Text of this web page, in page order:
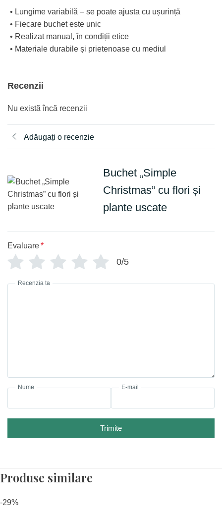
• Lungime variabilă – se poate ajusta cu ușurință
• Fiecare buchet este unic
• Realizat manual, în condiții etice
• Materiale durabile și prietenoase cu mediul
Recenzii
Nu există încă recenzii
Adăugați o recenzie
Buchet „Simple
Christmas” cu flori și
plante uscate
Evaluare*
0/5
Recenzia ta
Nume E-mail
Trimite
Produse similare
-29%